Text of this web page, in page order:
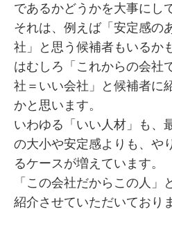
であるかどうかを大事にし
それは、例えば「安定感の
社」と思う候補者もいるか
はむしろ「これからの会社
社＝いい会社」と候補者に
かと思います。
いわゆる「いい人材」も、
の大小や安定感よりも、や
るケースが増えています。
「この会社だからこの人
紹介させていただいており